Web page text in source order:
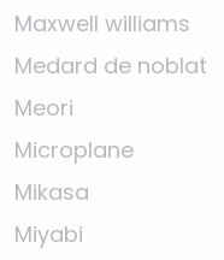
Maxwell williams
Medard de noblat
Meori
Microplane
Mikasa
Miyabi